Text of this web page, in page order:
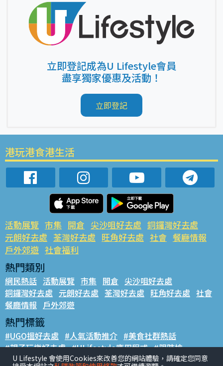
立即登記成為U Lifestyle會員
盡享獨家優惠及活動！
立即登記
港玩港食港生活
活動展覽 市集 開倉 尖沙咀好去處 銅鑼灣好去處
元朗好去處 荃灣好去處 旺角好去處 社會 餐廳情報
戶外郊遊 社會福利
熱門類別
網民熱話 活動展覽 市集 開倉 尖沙咀好去處
銅鑼灣好去處 元朗好去處 荃灣好去處 旺角好去處 社會
餐廳情報 戶外郊遊
熱門標籤
#UGO搵好去處 #人氣活動推介 #美食社群熱話
#親子玩樂好去處 #ULifestyle應用程式 #限時搶
#UJetso禮物放送 #ULifestyle商戶中心 #著數
U Lifestyle 會使用Cookies來改善您的網站體驗，請確定您同意